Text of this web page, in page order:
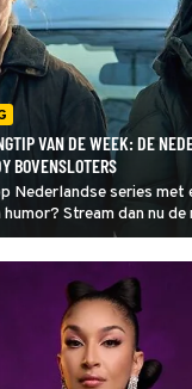
VAN DE WEEK: DE
BOVENSLOTERS
Nederlandse series met
humor? Stream dan nu de
op NPO Start.